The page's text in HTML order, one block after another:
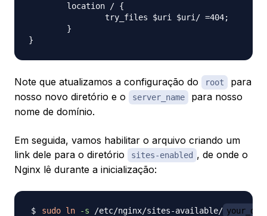
        location / {
                try_files $uri $uri/ =404;
        }
Note que atualizamos a configuração do root
para
nosso novo diretório e o
server_name
para nosso
nome de domínio.
Em seguida, vamos habilitar o arquivo criando um
link dele para o diretório
sites-enabled , de onde o
Nginx lê durante a inicialização:
sudo ln -s /etc/nginx/sites-available/